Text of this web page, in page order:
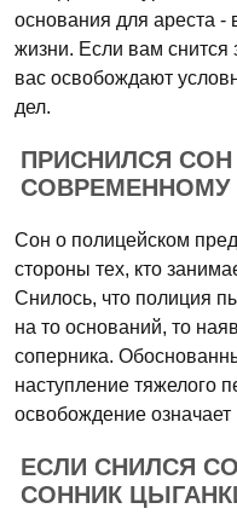
основания для ареста -
жизни. Если вам снится
вас освобождают
дел.
ПРИСНИЛСЯ
СОВРЕМЕННОМУ
Сон о полицейском
стороны тех, кто
Снилось, что полиция
на то оснований, то
соперника.
наступление тяжелого
освобождение
ЕСЛИ СНИЛСЯ
СОННИК